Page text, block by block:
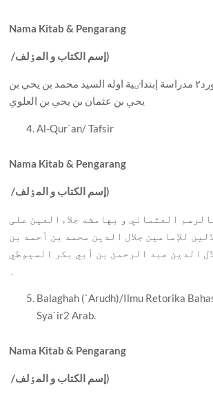
Nama Kitab & Pengarang
/ إسم الکتاب و المٶلف)
علمو تجويد باکي مورد٢ مدراسة إبتداٸية اوله السيد محمد بن يحي بن
يحي بن عثمان بن يحي بن العلوي
Al-Qur`an/ Tafsir
Nama Kitab & Pengarang
/ إسم الکتاب و المٶلف)
العثماني و بهامشه جلاءالعين علی
للإمامين جلال الدين محمد بن أحمد بن
الدين عبد الرحمن بن أبي بکر السيوطي
Balaghah (`Arudh)/Ilmu Retorika
Sya`ir2 Arab.
Nama Kitab & Pengarang
/ إسم الکتاب و المٶلف)